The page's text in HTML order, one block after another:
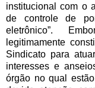
institucional com o
de controle de
eletrônico”.
legitimamente
Sindicato para
interesses e
órgão no qual